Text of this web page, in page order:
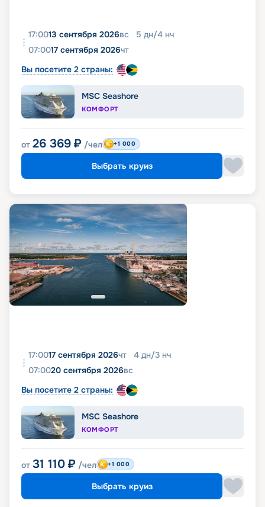
17:0013 сентября 2026вс 5 дн/4 нч
07:0017 сентября 2026чт
Вы посетите 2 страны:
MSC Seashore
КОМФОРТ
от 26 369 ₽ /чел +1 000
Выбрать круиз
17:0017 сентября 2026чт 4 дн/3 нч
07:0020 сентября 2026вс
Вы посетите 2 страны:
MSC Seashore
КОМФОРТ
от 31 110 ₽ /чел +1 000
Выбрать круиз